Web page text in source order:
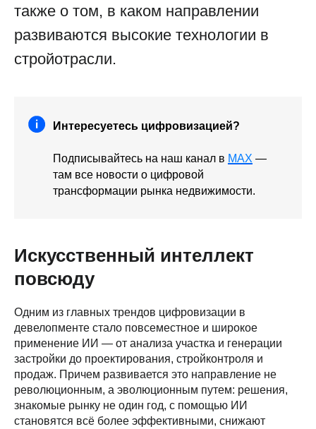
также о том, в каком направлении
развиваются высокие технологии в
стройотрасли.
Интересуетесь цифровизацией?
Подписывайтесь на наш канал в MAX —
там все новости о цифровой
трансформации рынка недвижимости.
Искусственный интеллект
повсюду
Одним из главных трендов цифровизации в
девелопменте стало повсеместное и широкое
применение ИИ — от анализа участка и генерации
застройки до проектирования, стройконтроля и
продаж. Причем развивается это направление не
революционным, а эволюционным путем: решения,
знакомые рынку не один год, с помощью ИИ
становятся всё более эффективными, снижают